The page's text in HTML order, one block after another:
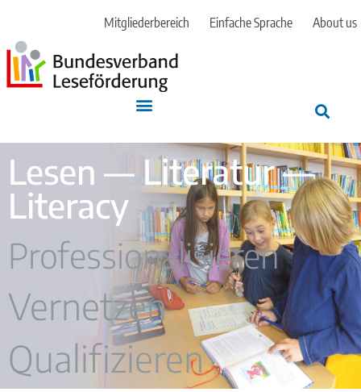
Mitgliederbereich Einfache Sprache About us
Lesen — Literatur —
Literacy
Professionalisieren
Vernetzen
Qualifizieren